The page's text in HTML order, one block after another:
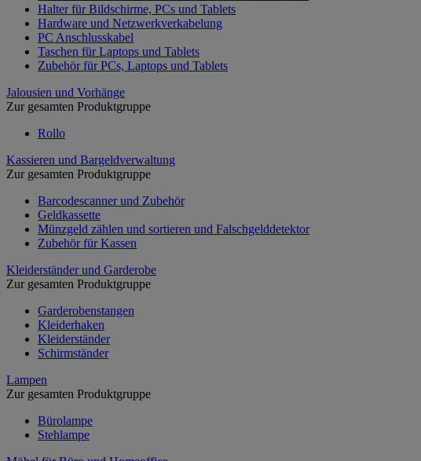
Halter für Bildschirme, PCs und Tablets
Hardware und Netzwerkverkabelung
PC Anschlusskabel
Taschen für Laptops und Tablets
Zubehör für PCs, Laptops und Tablets
Jalousien und Vorhänge
Zur gesamten Produktgruppe
Rollo
Kassieren und Bargeldverwaltung
Zur gesamten Produktgruppe
Barcodescanner und Zubehör
Geldkassette
Münzgeld zählen und sortieren und Falschgelddetektor
Zubehör für Kassen
Kleiderständer und Garderobe
Zur gesamten Produktgruppe
Garderobenstangen
Kleiderhaken
Kleiderständer
Schirmständer
Lampen
Zur gesamten Produktgruppe
Bürolampe
Stehlampe